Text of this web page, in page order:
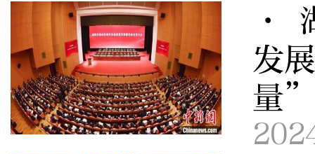
·
发
量